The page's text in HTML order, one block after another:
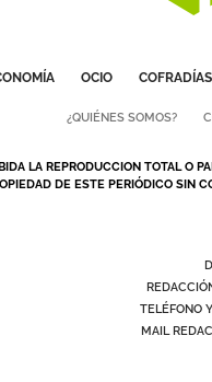
OCIO COFRADÍAS
¿QUIÉNES SOMOS?
LA REPRODUCCION TOTAL O
DE ESTE PERIÓDICO SIN
TELÉFONO
MAIL